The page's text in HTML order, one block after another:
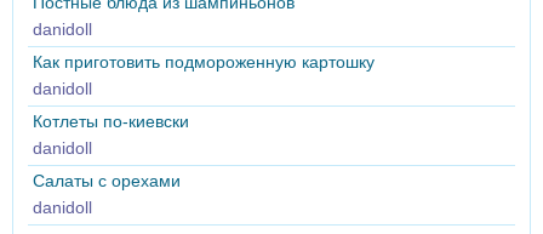
danidoll
Как приготовить подмороженную картошку
danidoll
Котлеты по-киевски
danidoll
Салаты с орехами
danidoll